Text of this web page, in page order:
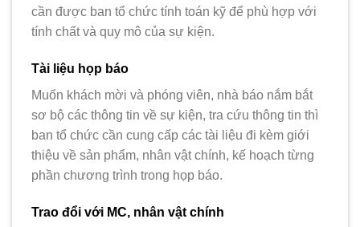
cần được ban tổ chức tính toán kỹ để phù hợp với
tính chất và quy mô của sự kiện.
Tài liệu họp báo
Muốn khách mời và phóng viên, nhà báo nắm bắt
sơ bộ các thông tin về sự kiện, tra cứu thông tin thì
ban tổ chức cần cung cấp các tài liệu đi kèm giới
thiệu về sản phẩm, nhân vật chính, kế hoạch từng
phần chương trình trong họp báo.
Trao đổi với MC, nhân vật chính